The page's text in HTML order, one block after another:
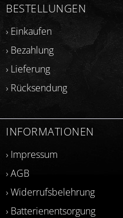
BESTELLUNGEN
› Einkaufen
› Bezahlung
› Lieferung
› Rücksendung
INFORMATIONEN
› Impressum
› AGB
› Widerrufsbelehrung
› Batterienentsorgung